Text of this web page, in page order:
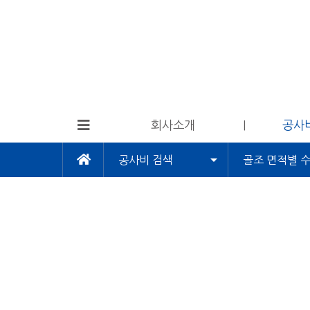
회사소개 공사
공사비 검색 골조 면적별